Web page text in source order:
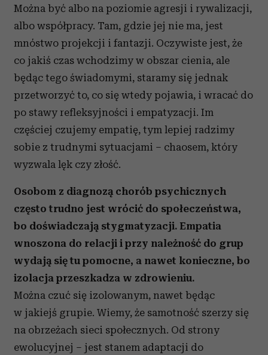
Można być albo na poziomie agresji i rywalizacji,
albo współpracy. Tam, gdzie jej nie ma, jest
mnóstwo projekcji i fantazji. Oczywiste jest, że
co jakiś czas wchodzimy w obszar cienia, ale
będąc tego świadomymi, staramy się jednak
przetworzyć to, co się wtedy pojawia, i wracać do
po stawy refleksyjności i empatyzacji. Im
częściej czujemy empatię, tym lepiej radzimy
sobie z trudnymi sytuacjami – chaosem, który
wyzwala lęk czy złość.
Osobom z diagnozą chorób psychicznych
często trudno jest wrócić do społeczeństwa,
bo doświadczają stygmatyzacji. Empatia
wnoszona do relacji i przy należność do grup
wydają się tu pomocne, a nawet konieczne, bo
izolacja przeszkadza w zdrowieniu.
Można czuć się izolowanym, nawet będąc
w jakiejś grupie. Wiemy, że samotność szerzy się
na obrzeżach sieci społecznych. Od strony
ewolucyjnej – jest stanem adaptacji do